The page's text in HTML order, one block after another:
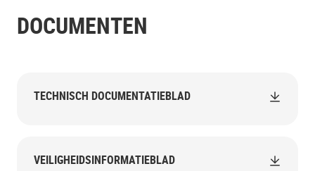
DOCUMENTEN
TECHNISCH DOCUMENTATIEBLAD
VEILIGHEIDSINFORMATIEBLAD